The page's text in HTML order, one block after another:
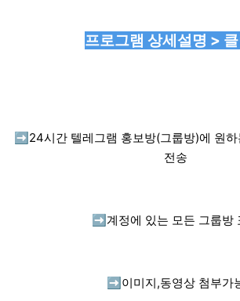
프로그램 상세설명 >
➡️ 24시간 텔레그램 홍보방(그룹방)에 원
전송
➡️ 계정에 있는 모든 그룹방
➡️ 이미지,동영상 첨부가